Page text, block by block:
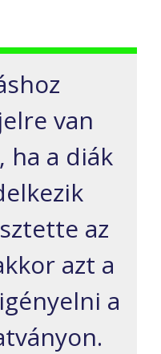
van
ha a diák
az
azt a
a